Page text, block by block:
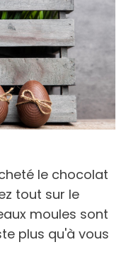
le chocolat
tout sur le
moules sont
plus qu'à vous